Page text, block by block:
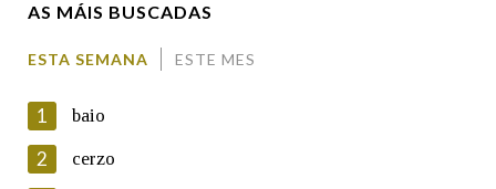
AS MÁIS BUSCADAS
ESTA SEMANA ESTE MES
1 baio
2 cerzo